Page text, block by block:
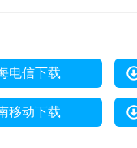
电信下载
移动下载